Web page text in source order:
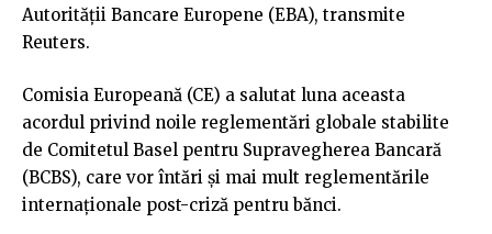
Autorităţii Bancare Europene (EBA), transmite
Reuters.
Comisia Europeană (CE) a salutat luna aceasta
acordul privind noile reglementări globale stabilite
de Comitetul Basel pentru Supravegherea Bancară
(BCBS), care vor întări şi mai mult reglementările
internaţionale post-criză pentru bănci.